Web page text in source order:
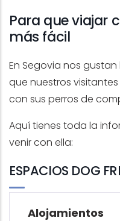
Para que viajar
más fácil
En Segovia nos
que nuestros
con sus perros de
Aquí tienes toda la
venir con ella:
ESPACIOS DOG
Alojamientos